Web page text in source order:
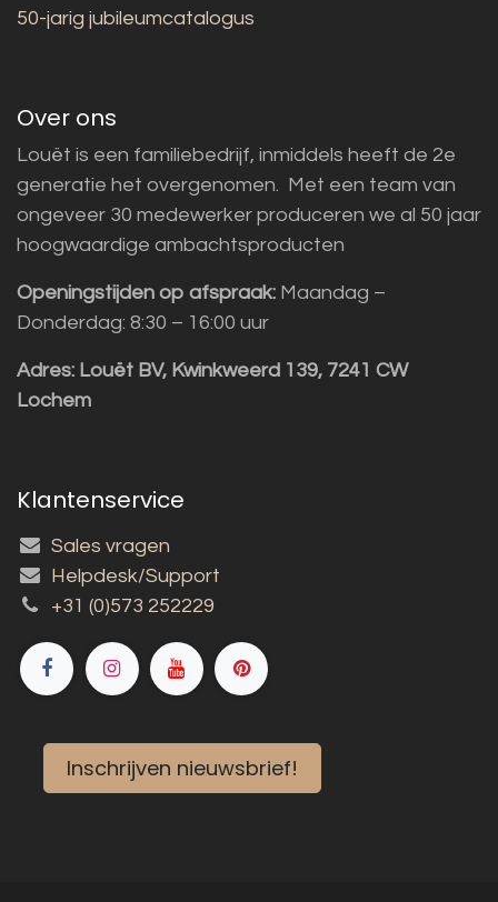
50-jarig jubileumcatalogus
Over ons
Louët is een familiebedrijf, inmiddels heeft de 2e
generatie het overgenomen. Met een team van
ongeveer 30 medewerker produceren we al 50 jaar
hoogwaardige ambachtsproducten
Openingstijden op afspraak: Maandag –
Donderdag: 8:30 – 16:00 uur
Adres: Louët BV, Kwinkweerd 139, 7241 CW
Lochem
Klantenservice
Sales vragen
Helpdesk/Support
+31 (0)573 252229
Inschrijven nieuwsbrief!